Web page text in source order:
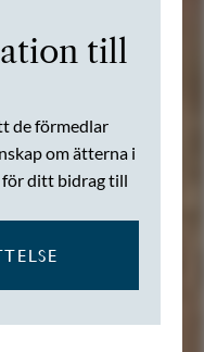
till
de förmedlar
om ätterna i
för ditt bidrag till